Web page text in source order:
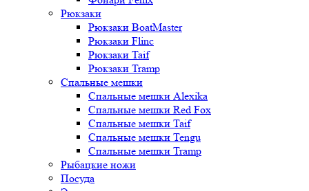
Рюкзаки
Рюкзаки BoatMaster
Рюкзаки Flinc
Рюкзаки Taif
Рюкзаки Tramp
Спальные мешки
Спальные мешки Alexika
Спальные мешки Red Fox
Спальные мешки Taif
Спальные мешки Tengu
Спальные мешки Tramp
Рыбацкие ножи
Посуда